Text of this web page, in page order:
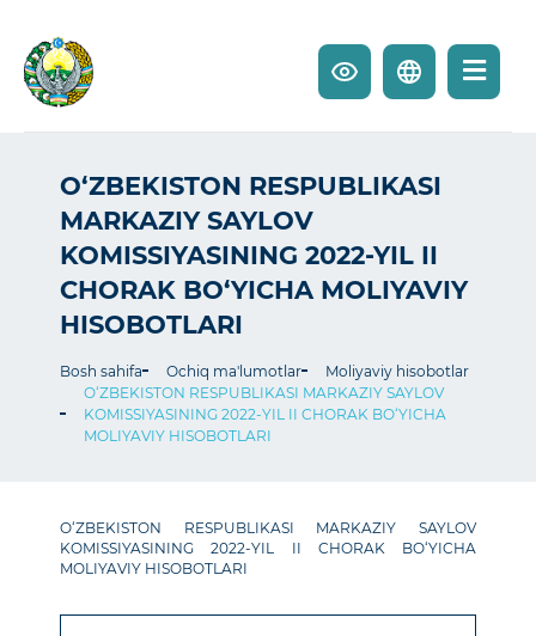
O‘ZBEKISTON RESPUBLIKASI
MARKAZIY SAYLOV
KOMISSIYASINING 2022-YIL II
CHORAK BO‘YICHA MOLIYAVIY
HISOBOTLARI
Bosh sahifa Ochiq ma'lumotlar
Moliyaviy hisobotlar
O‘ZBEKISTON RESPUBLIKASI MARKAZIY SAYLOV
KOMISSIYASINING 2022-YIL II CHORAK BO‘YICHA
MOLIYAVIY HISOBOTLARI
O‘ZBEKISTON RESPUBLIKASI MARKAZIY SAYLOV
KOMISSIYASINING 2022-YIL II CHORAK BO‘YICHA
MOLIYAVIY HISOBOTLARI